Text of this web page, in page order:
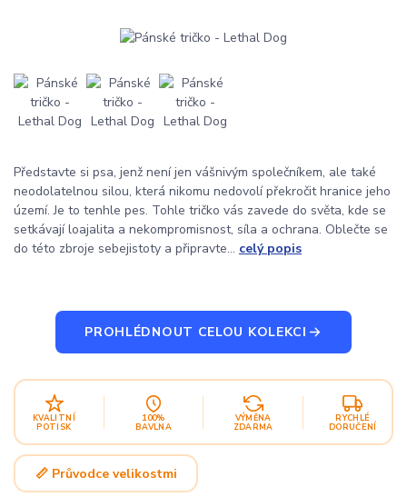
Představte si psa, jenž není jen vášnivým společníkem, ale také
neodolatelnou silou, která nikomu nedovolí překročit hranice jeho
území. Je to tenhle pes. Tohle tričko vás zavede do světa, kde se
setkávají loajalita a nekompromisnost, síla a ochrana. Oblečte se
do této zbroje sebejistoty a připravte... celý popis
PROHLÉDNOUT CELOU KOLEKCI
KVALITNÍ
POTISK
100%
BAVLNA
VÝMĚNA
ZDARMA
RYCHLÉ
DORUČENÍ
📏 Průvodce velikostmi